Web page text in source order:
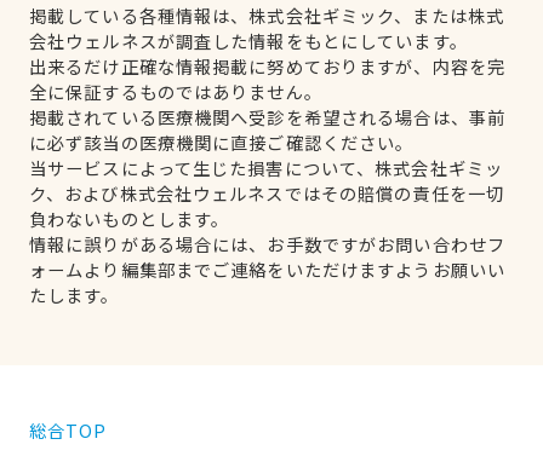
掲載している各種情報は、株式会社ギミック、または株式
会社ウェルネスが調査した情報をもとにしています。
出来るだけ正確な情報掲載に努めておりますが、内容を完
全に保証するものではありません。
掲載されている医療機関へ受診を希望される場合は、事前
に必ず該当の医療機関に直接ご確認ください。
当サービスによって生じた損害について、株式会社ギミッ
ク、および株式会社ウェルネスではその賠償の責任を一切
負わないものとします。
情報に誤りがある場合には、お手数ですがお問い合わせフ
ォームより編集部までご連絡をいただけますようお願いい
たします。
総合TOP